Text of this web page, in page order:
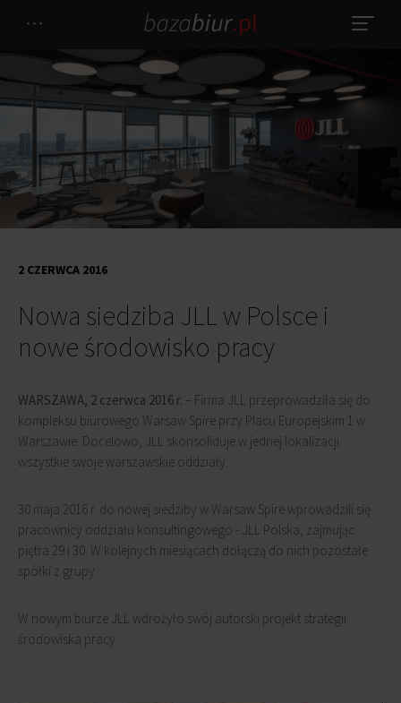
Nowa siedziba JLL w Polsce i
nowe środowisko pracy
2 CZERWCA 2016
WARSZAWA, 2 czerwca 2016 r. – Firma JLL przeprowadziła się do
kompleksu biurowego Warsaw Spire przy Placu Europejskim 1 w
Warszawie. Docelowo, JLL skonsoliduje w jednej lokalizacji
wszystkie swoje warszawskie oddziały.
30 maja 2016 r. do nowej siedziby w Warsaw Spire wprowadzili się
pracownicy oddziału konsultingowego - JLL Polska, zajmując
piętra 29 i 30. W kolejnych miesiącach dołączą do nich pozostałe
spółki z grupy.
W nowym biurze JLL wdrożyło swój autorski projekt strategii
środowiska pracy.